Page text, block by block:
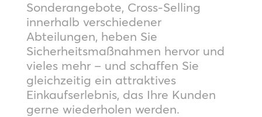
Sonderangebote, Cross-Selling
innerhalb verschiedener
Abteilungen, heben Sie
Sicherheitsmaßnahmen hervor und
vieles mehr – und schaffen Sie
gleichzeitig ein attraktives
Einkaufserlebnis, das Ihre Kunden
gerne wiederholen werden.